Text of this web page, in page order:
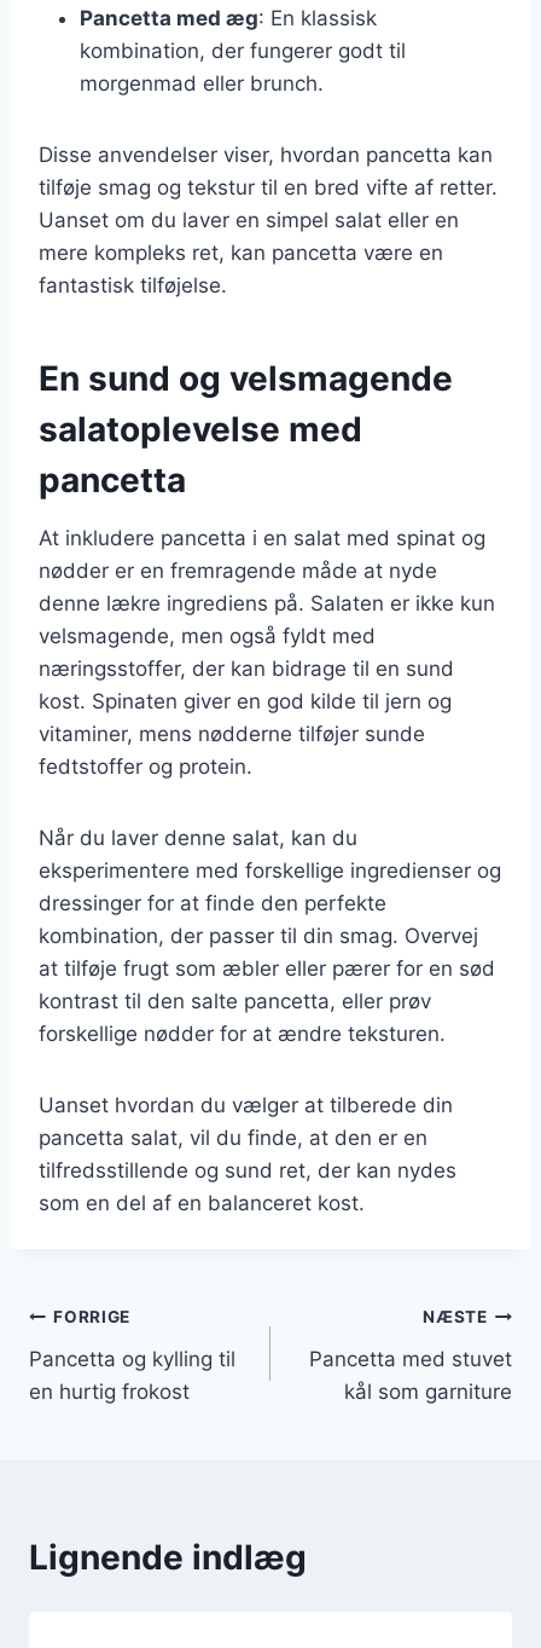
Pancetta med æg: En klassisk
kombination, der fungerer godt til
morgenmad eller brunch.
Disse anvendelser viser, hvordan pancetta kan
tilføje smag og tekstur til en bred vifte af retter.
Uanset om du laver en simpel salat eller en
mere kompleks ret, kan pancetta være en
fantastisk tilføjelse.
En sund og velsmagende
salatoplevelse med
pancetta
At inkludere pancetta i en salat med spinat og
nødder er en fremragende måde at nyde
denne lækre ingrediens på. Salaten er ikke kun
velsmagende, men også fyldt med
næringsstoffer, der kan bidrage til en sund
kost. Spinaten giver en god kilde til jern og
vitaminer, mens nødderne tilføjer sunde
fedtstoffer og protein.
Når du laver denne salat, kan du
eksperimentere med forskellige ingredienser og
dressinger for at finde den perfekte
kombination, der passer til din smag. Overvej
at tilføje frugt som æbler eller pærer for en sød
kontrast til den salte pancetta, eller prøv
forskellige nødder for at ændre teksturen.
Uanset hvordan du vælger at tilberede din
pancetta salat, vil du finde, at den er en
tilfredsstillende og sund ret, der kan nydes
som en del af en balanceret kost.
Indlægsnavigation
FORRIGE
Pancetta og kylling til
en hurtig frokost
NÆSTE
Pancetta med stuvet
kål som garniture
Lignende indlæg